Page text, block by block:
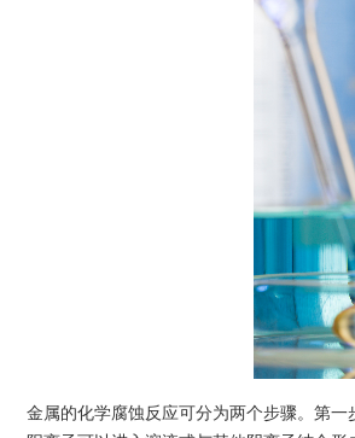
金属的化学腐蚀反应可分为两个步骤。第